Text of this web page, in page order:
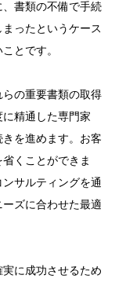
書類の不備で手続
ったというケース
とです。
の重要書類の取得
精通した専門家
を進めます。お客
くことができま
サルティングを通
ズに合わせた最適
に成功させるため